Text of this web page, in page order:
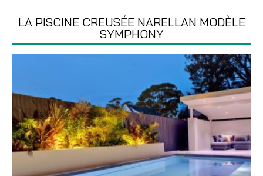
LA PISCINE CREUSÉE NARELLAN MODÈLE
SYMPHONY